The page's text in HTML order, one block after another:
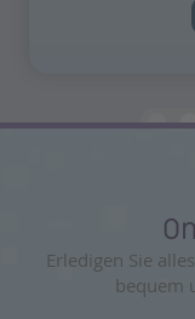
Erledigen Sie
bequem